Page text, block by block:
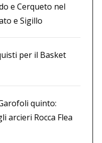
e Cerqueto nel
e Sigillo
per il Basket
quinto:
arcieri Rocca Flea